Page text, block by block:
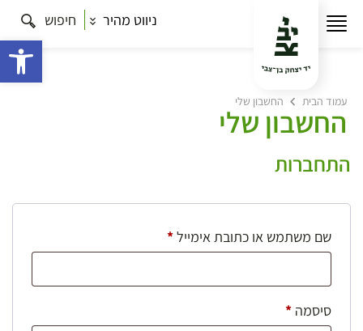
ניווט מהיר חיפוש
עמוד הבית החשבון שלי
החשבון שלי
התחברות
שם משתמש או כתובת אימייל*חובה
סיסמה *חובה